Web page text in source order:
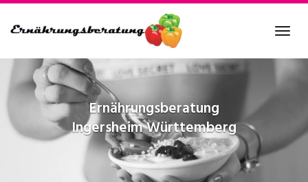
to
content
Ernährungsberatung
Ingersheim Württemberg